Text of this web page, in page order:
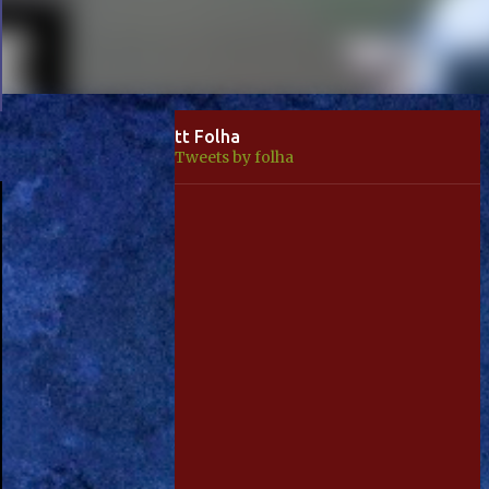
tt Folha
Tweets by folha